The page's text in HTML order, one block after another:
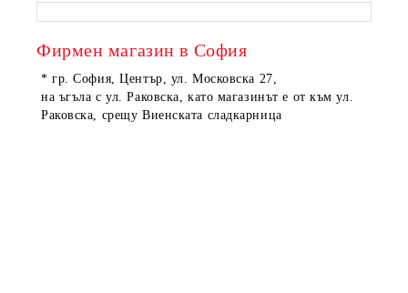
Фирмен магазин в София
* гр. София, Център, ул. Московска 27,
на ъгъла с ул. Раковска, като магазинът е от към ул.
Раковска, срещу Виенската сладкарница